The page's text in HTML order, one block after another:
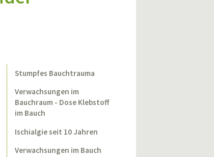
Stumpfes Bauchtrauma
Verwachsungen im
Bauchraum - Dose Klebstoff
im Bauch
Ischialgie seit 10 Jahren
Verwachsungen im Bauch